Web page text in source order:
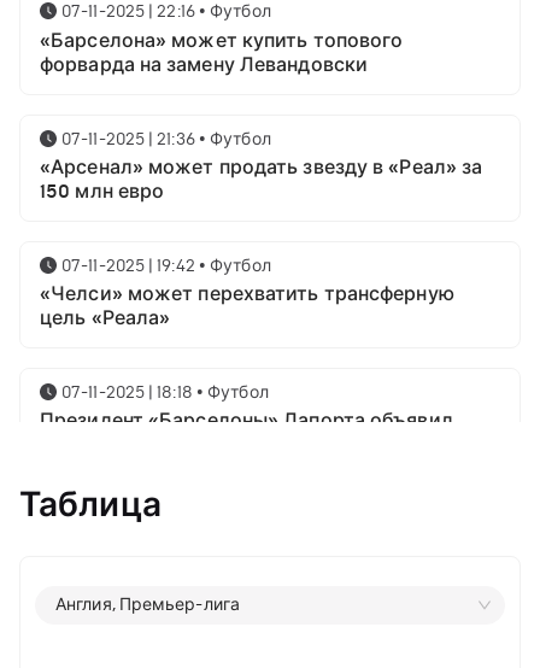
07-11-2025 | 22:16 • Футбол
«Барселона» может купить топового
форварда на замену Левандовски
07-11-2025 | 21:36 • Футбол
«Арсенал» может продать звезду в «Реал» за
150 млн евро
07-11-2025 | 19:42 • Футбол
«Челси» может перехватить трансферную
цель «Реала»
07-11-2025 | 18:18 • Футбол
Президент «Барселоны» Лапорта объявил
07-11-2025 | 16:23
ФИФА
Таблица
Англия, Премьер-лига